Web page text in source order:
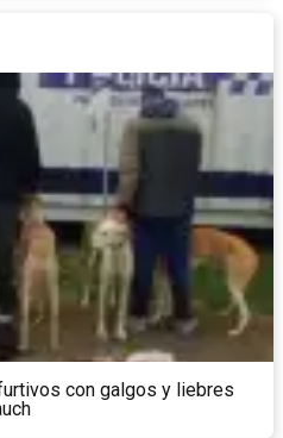
con galgos y liebres